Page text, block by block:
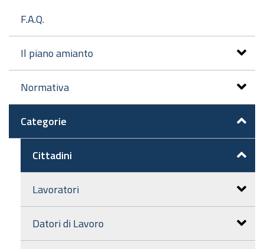
F.A.Q.
Il piano amianto
Normativa
Categorie
Cittadini
Lavoratori
Datori di Lavoro